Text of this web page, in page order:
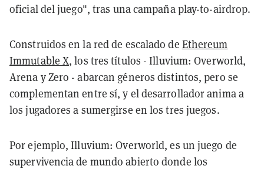
oficial del juego", tras una campaña play-to-airdrop.
Construidos en la red de escalado de Ethereum
Immutable X, los tres títulos - Illuvium: Overworld,
Arena y Zero - abarcan géneros distintos, pero se
complementan entre sí, y el desarrollador anima a
los jugadores a sumergirse en los tres juegos.
Por ejemplo, Illuvium: Overworld, es un juego de
supervivencia de mundo abierto donde los